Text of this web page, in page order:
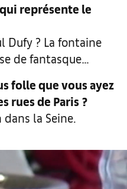
représente le
Dufy ? La fontaine
de fantasque…
folle que vous ayez
rues de Paris ?
la Seine.